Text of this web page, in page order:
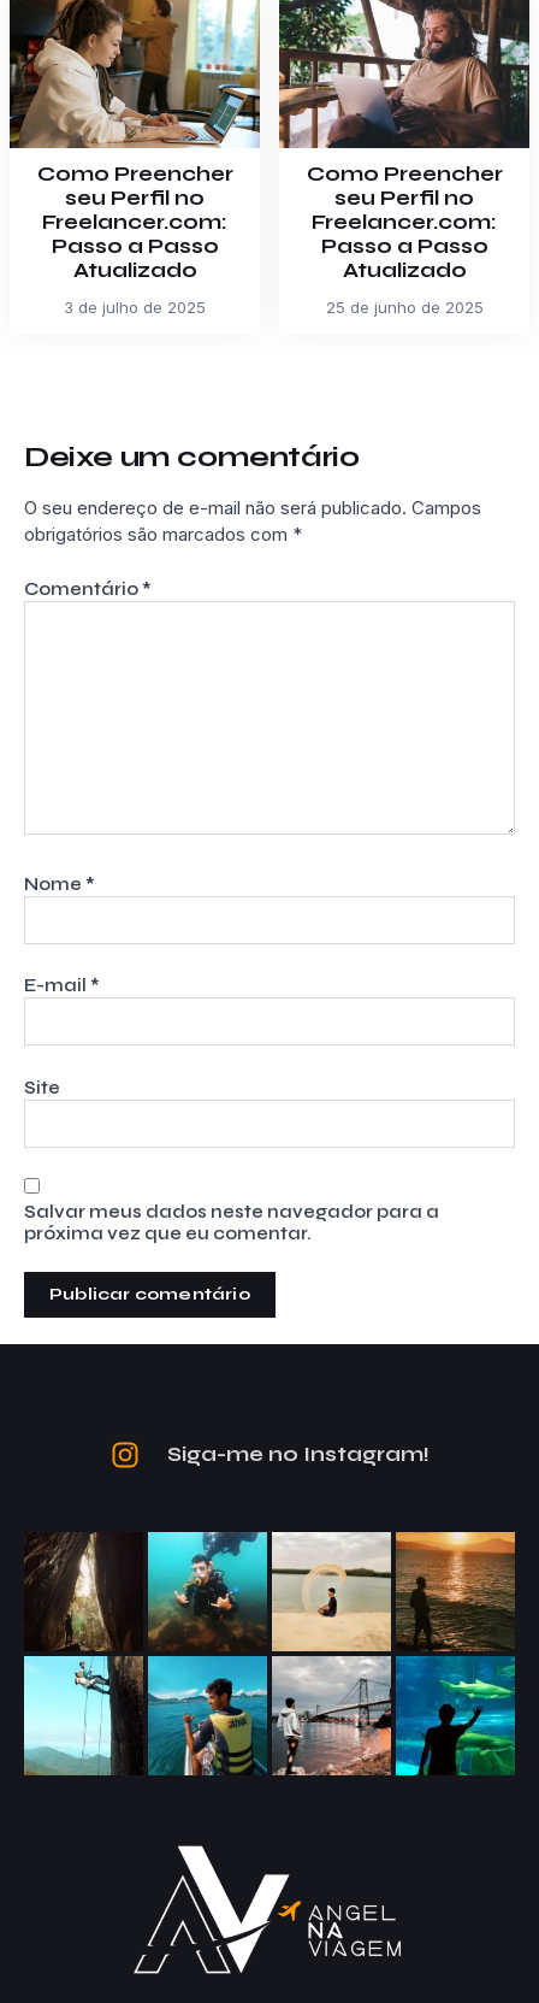
Como Preencher
seu Perfil no
Freelancer.com:
Passo a Passo
Atualizado
3 de julho de 2025
Como Preencher
seu Perfil no
Freelancer.com:
Passo a Passo
Atualizado
25 de junho de 2025
Deixe um comentário
O seu endereço de e-mail não será publicado. Campos
obrigatórios são marcados com *
Comentário *
Nome *
E-mail *
Site
Salvar meus dados neste navegador para a
próxima vez que eu comentar.
Siga-me no Instagram!